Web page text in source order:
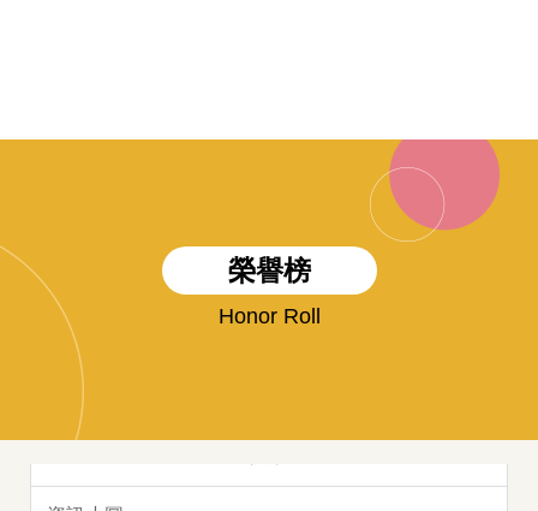
榮譽榜
Honor Roll
26年清華大學運動科技中心國
際高中籃球邀請賽 榮獲 第七名
2026/08/03
標賽榮獲 高中男子組 第四名